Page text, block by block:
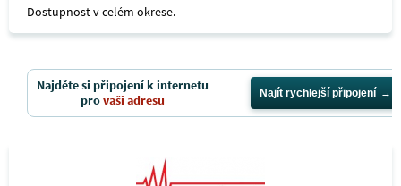
Dostupnost v celém okrese.
Najděte si připojení k internetu
provaši adresu Najít rychlejší připojení